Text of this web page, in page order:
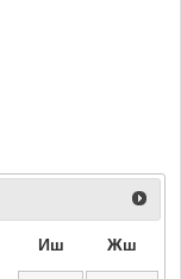
Иш Жш